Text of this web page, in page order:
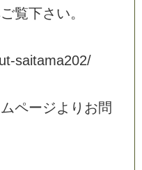
ご覧下さ い。
ut-saitama202/
ムページよ り お問